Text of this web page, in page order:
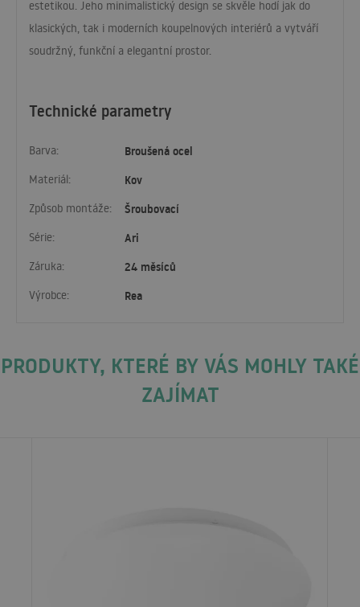
Technické parametry
Barva: Broušená ocel
Materiál: Kov
Způsob montáže: Šroubovací
Série: Ari
Záruka: 24 měsíců
Výrobce: Rea
estetikou. Jeho minimalistický design se skvěle hodí jak do
klasických, tak i moderních koupelnových interiérů a vytváří
soudržný, funkční a elegantní prostor.
PRODUKTY, KTERÉ BY VÁS MOHLY TAKÉ
ZAJÍMAT